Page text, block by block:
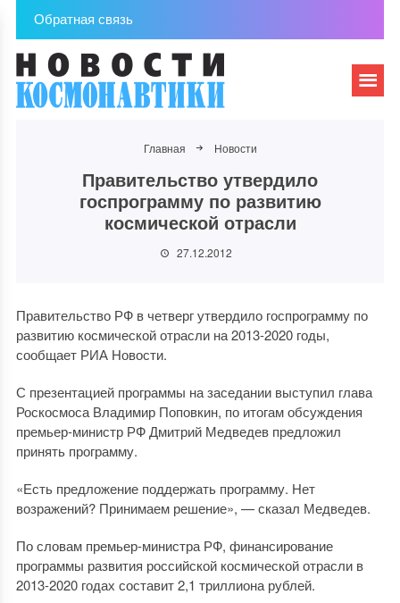
Обратная связь
Главная Новости
Правительство утвердило
госпрограмму по развитию
космической отрасли
27.12.2012
Правительство РФ в четверг утвердило госпрограмму по
развитию космической отрасли на 2013-2020 годы,
сообщает РИА Новости.
С презентацией программы на заседании выступил глава
Роскосмоса Владимир Поповкин, по итогам обсуждения
премьер-министр РФ Дмитрий Медведев предложил
принять программу.
«Есть предложение поддержать программу. Нет
возражений? Принимаем решение», — сказал Медведев.
По словам премьер-министра РФ, финансирование
программы развития российской космической отрасли в
2013-2020 годах составит 2,1 триллиона рублей.